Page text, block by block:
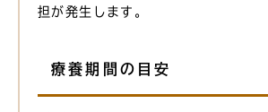
担が発生します。
療養期間の目安